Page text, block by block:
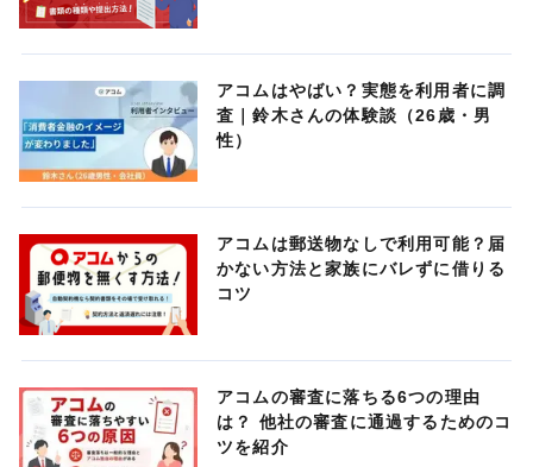
アコムはやばい？実態を利用者に調
査｜鈴木さんの体験談（26歳・男
性）
アコムは郵送物なしで利用可能？届
かない方法と家族にバレずに借りる
コツ
アコムの審査に落ちる6つの理由
は？ 他社の審査に通過するためのコ
ツを紹介